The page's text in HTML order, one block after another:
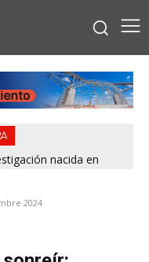
nacida en
2024